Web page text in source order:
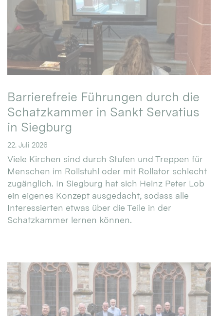
Barrierefreie Führungen durch die
Schatzkammer in Sankt Servatius
in Siegburg
22. Juli 2026
Viele Kirchen sind durch Stufen und Treppen für
Menschen im Rollstuhl oder mit Rollator schlecht
zugänglich. In Siegburg hat sich Heinz Peter Lob
ein eigenes Konzept ausgedacht, sodass alle
Interessierten etwas über die Teile in der
Schatzkammer lernen können.